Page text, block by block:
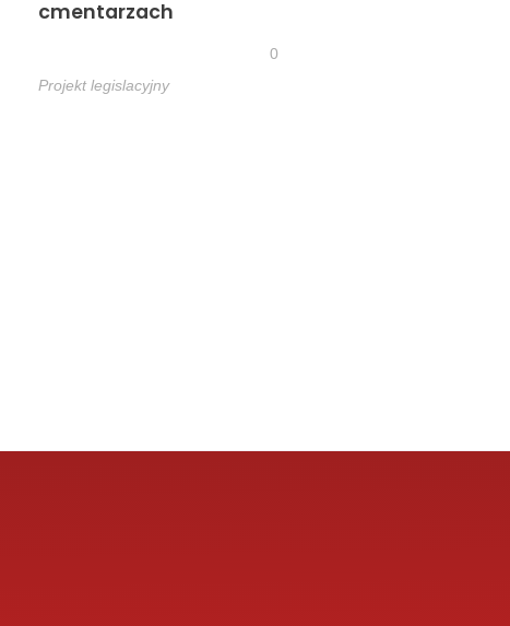
cmentarzach
0
Projekt legislacyjny